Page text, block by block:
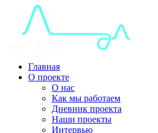
Главная
О проекте
О нас
Как мы работаем
Дневник проекта
Наши проекты
Интервью